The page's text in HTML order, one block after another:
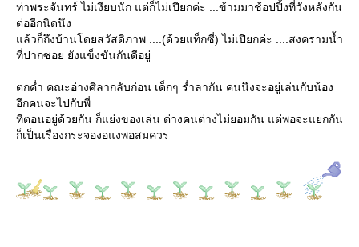
ท่าพระจันทร์ ไม่เงียบนัก แต่ก็ไม่เปียกค่ะ ...ข้ามมาช้อปปิ้งที่วังหลังกัน
ต่ออีกนิดนึง
ล้วก็ถึงบ้านโดยสวัสดิภาพ ....(ด้วยแท็กซี่) ไม่เปียกค่ะ ....สงครามน้ำ
ที่ปากซอย ยังแข็งขันกันดีอยู่
ตกค่ำ คณะอ่างศิลากลับก่อน เด็กๆ ร่ำลากัน คนนึงจะอยู่เล่นกับน้อง
อีกคนจะไปกับพี่
ทีตอนอยู่ด้วยกัน ก็แย่งของเล่น ต่างคนต่างไม่ยอมกัน แต่พอจะแยกกัน
ก็เป็นเรื่องกระจองอแงพอสมควร